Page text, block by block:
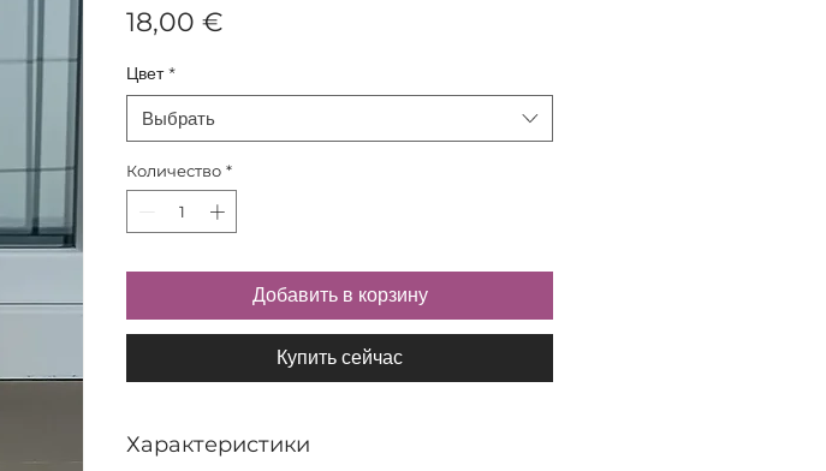
18,00 €
Цвет *
Выбрать
Количество *
Добавить в корзину
Купить сейчас
Характеристики